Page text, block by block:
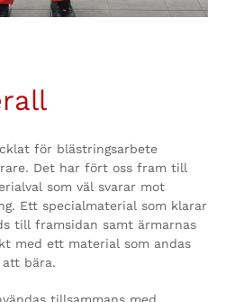
för blästringsarbete
Det har fört oss fram till
som väl svarar mot
Ett specialmaterial som klarar
till framsidan samt ärmarnas
med ett material som andas
att bära.
tillsammans med